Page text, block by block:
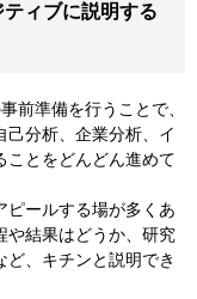
ィブに説明する
前準備を行うことで、
己分析、企業分析、イ
ことをどんどん進めて
ピールする場が多くあ
や結果はどうか、研究
、キチンと説明でき